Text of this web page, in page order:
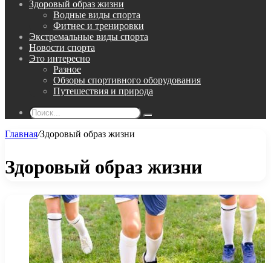
Здоровый образ жизни
Водные виды спорта
Фитнес и тренировки
Экстремальные виды спорта
Новости спорта
Это интересно
Разное
Обзоры спортивного оборудования
Путешествия и природа
Поиск...
Главная/Здоровый образ жизни
Здоровый образ жизни